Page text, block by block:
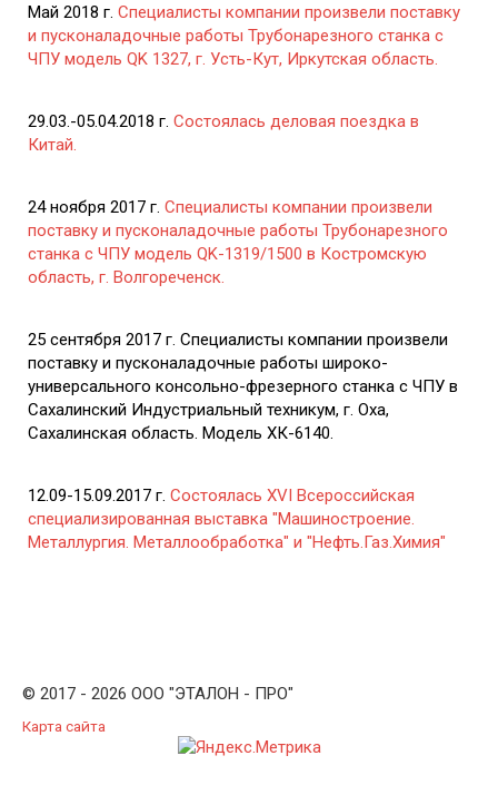
Май 2018 г. Специалисты компании произвели поставку
и пусконаладочные работы Трубонарезного станка с
ЧПУ модель QK 1327, г. Усть-Кут, Иркутская область.
29.03.-05.04.2018 г. Состоялась деловая поездка в
Китай.
24 ноября 2017 г. Специалисты компании произвели
поставку и пусконаладочные работы Трубонарезного
станка с ЧПУ модель QK-1319/1500 в Костромскую
область, г. Волгореченск.
25 сентября 2017 г. Специалисты компании произвели
поставку и пусконаладочные работы широко-
универсального консольно-фрезерного станка с ЧПУ в
Сахалинский Индустриальный техникум, г. Оха,
Сахалинская область. Модель ХК-6140.
12.09-15.09.2017 г. Состоялась XVI Всероссийская
специализированная выставка "Машиностроение.
Металлургия. Металлообработка" и "Нефть.Газ.Химия"
© 2017 - 2026 ООО "ЭТАЛОН - ПРО"
Карта сайта